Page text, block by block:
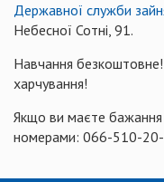
Державної служби
Небесної Сотні, 91.
Навчання
харчування!
Якщо ви маєте
номерами: 066-510-